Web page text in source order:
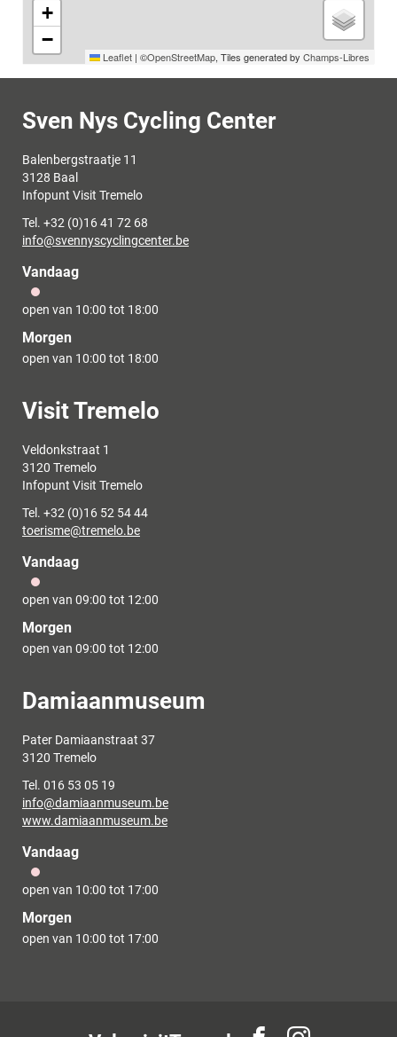
+
−
Leaflet | ©OpenStreetMap, Tiles generated by Champs-Libres
Contact
Sven Nys Cycling Center
Adres
Balenbergstraatje 11
,3128 Baal
Infopunt Visit Tremelo
Tel. +32 (0)16 41 72 68
E-
info@svennyscyclingcenter.be
Vandaag
open van 10:00 tot 18:00
Morgen
open van 10:00 tot 18:00
Contact
Visit Tremelo
Adres
Veldonkstraat 1
,3120 Tremelo
Infopunt Visit Tremelo
Tel. +32 (0)16 52 54 44
E-
toerisme@tremelo.be
Vandaag
open van 09:00 tot 12:00
Morgen
open van 09:00 tot 12:00
Contact
Damiaanmuseum
Adres
Pater Damiaanstraat 37
,3120 Tremelo
Tel. 016 53 05 19
E-
mail
info@damiaanmuseum.be
Website
www.damiaanmuseum.be
Vandaag
open van 10:00 tot 17:00
Morgen
open van 10:00 tot 17:00